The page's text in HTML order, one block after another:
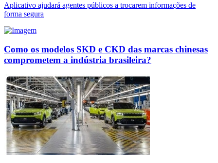
Aplicativo ajudará agentes públicos a trocarem informações de
forma segura
Como os modelos SKD e CKD das marcas chinesas
comprometem a indústria brasileira?